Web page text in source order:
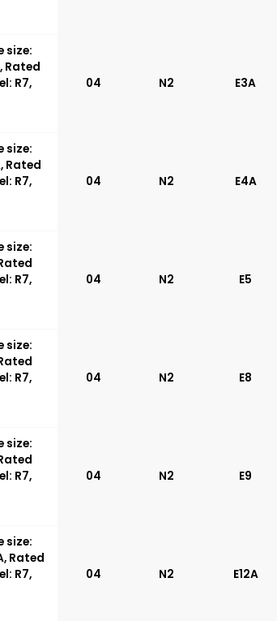
Modular plate size:
size:
Rated
R7,
04 N2 E3A
size:
Rated
R7,
04 N2 E4A
size:
R7,
04 N2 E5
size:
R7,
04 N2 E8
size:
R7,
04 N2 E9
size:
Rated
R7,
04 N2 E12A